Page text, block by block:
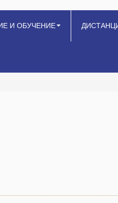
И ОБУЧЕНИЕ